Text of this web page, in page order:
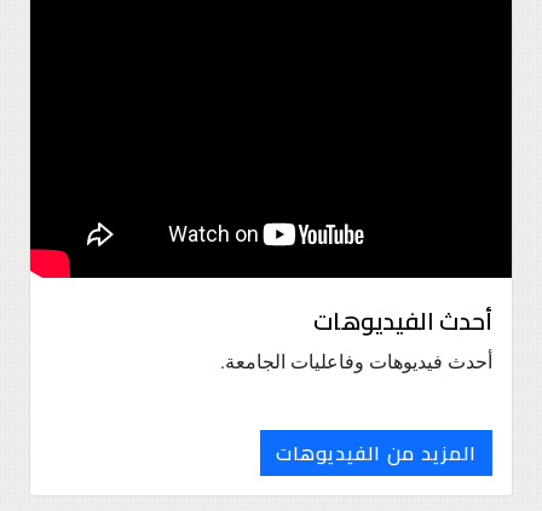
أحدث الفيديوهات
أحدث فيديوهات وفاعليات الجامعة.
المزيد من الفيديوهات